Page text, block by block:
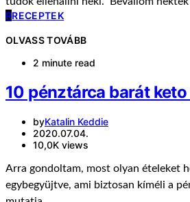
RRECEPTEK
OLVASS TOVÁBB
2 minute read
10 pénztárca barát
byKatalin Keddie
2020.07.04.
10,0K views
Arra gondoltam, most olyan ételeket
egybegyüjtve, ami biztosan kíméli a